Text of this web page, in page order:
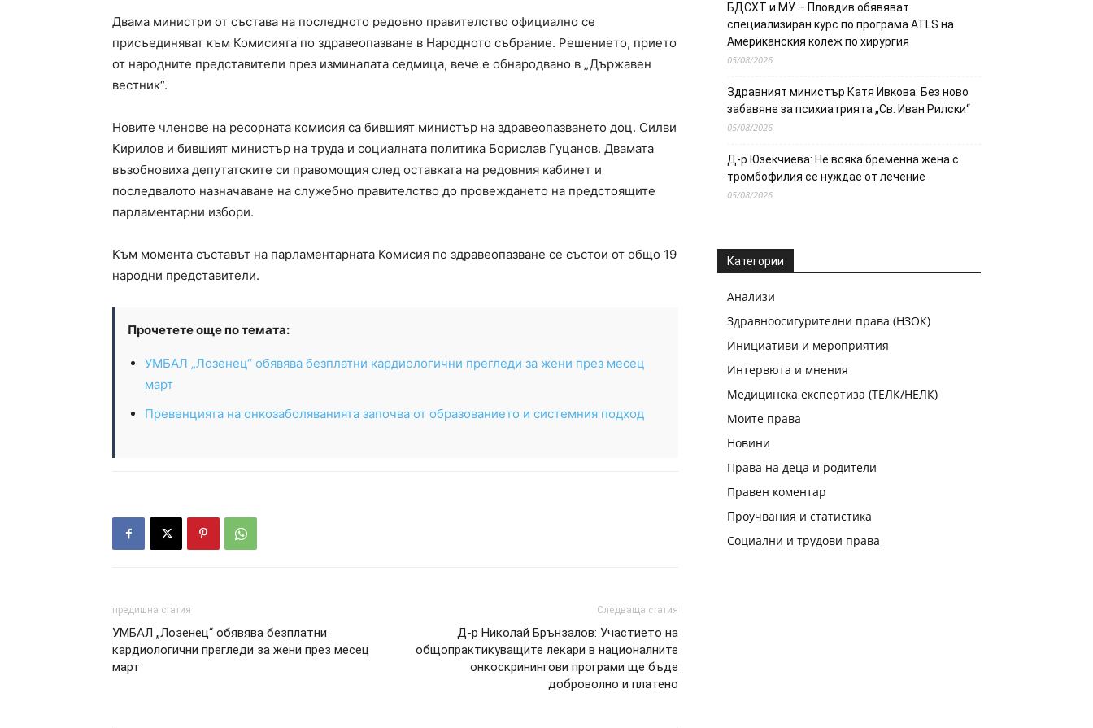
Двама министри от състава на последното редовно правителство официално се
присъединяват към Комисията по здравеопазване в Народното събрание. Решението, прието
от народните представители през изминалата седмица, вече е обнародвано в „Държавен
вестник“.
Новите членове на ресорната комисия са бившият министър на здравеопазването доц. Силви
Кирилов и бившият министър на труда и социалната политика Борислав Гуцанов. Двамата
възобновиха депутатските си правомощия след оставката на редовния кабинет и
последвалото назначаване на служебно правителство до провеждането на предстоящите
парламентарни избори.
Към момента съставът на парламентарната Комисия по здравеопазване се състои от общо 19
народни представители.
Прочетете още по темата:
УМБАЛ „Лозенец“ обявява безплатни кардиологични прегледи за жени през месец
март
Превенцията на онкозаболяванията започва от образованието и системния подход
предишна статия
УМБАЛ „Лозенец“ обявява безплатни
кардиологични прегледи за жени през месец
март
Следваща статия
Д-р Николай Брънзалов: Участието на
общопрактикуващите лекари в националните
онкоскринингови програми ще бъде
доброволно и платено
БДСХТ и МУ – Пловдив обявяват
специализиран курс по програма ATLS на
Американския колеж по хирургия
05/08/2026
Здравният министър Катя Ивкова: Без ново
забавяне за психиатрията „Св. Иван Рилски“
05/08/2026
Д-р Юзекчиева: Не всяка бременна жена с
тромбофилия се нуждае от лечение
05/08/2026
Категории
Анализи
Здравноосигурителни права (НЗОК)
Инициативи и мероприятия
Интервюта и мнения
Медицинска експертиза (ТЕЛК/НЕЛК)
Моите права
Новини
Права на деца и родители
Правен коментар
Проучвания и статистика
Социални и трудови права